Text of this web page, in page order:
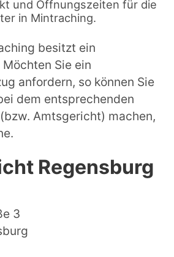
und Öffnungszeiten für die
in Mintraching.
besitzt ein
Sie ein
anfordern, so können Sie
dem entsprechenden
Amtsgericht) machen,
Regensburg
3